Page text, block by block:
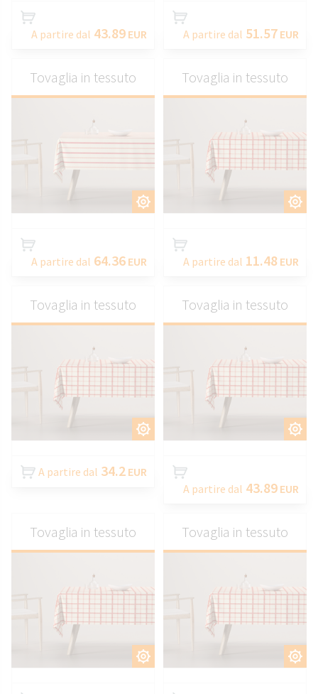
A partire dal 43.89 EUR A partire dal 51.57 EUR
Tovaglia in tessuto
A partire dal 64.36 EUR
Tovaglia in tessuto
A partire dal 11.48 EUR
Tovaglia in tessuto
A partire dal 34.2 EUR
Tovaglia in tessuto
A partire dal 43.89 EUR
Tovaglia in tessuto Tovaglia in tessuto